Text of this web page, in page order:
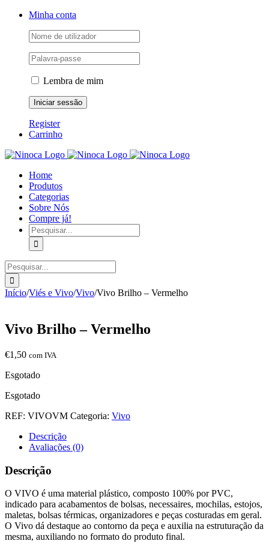
Skip
Facebook
Instagram
YouTubeMinha conta
Lembra de mim
Register
Carrinho
Home
Produtos
Categorias
Sobre Nós
Compre já!
Pesquisar
Pesquisar
Início/Viés e Vivo/Vivo/Vivo Brilho – Vermelho
Vivo Brilho – Vermelho
€1,50 com IVA
Esgotado
Esgotado
REF: VIVOVM Categoria: Vivo
Descrição
Avaliações (0)
Descrição
O VIVO é uma material plástico, composto 100% por PVC,
indicado para acabamentos de bolsas, necessaires, mochilas, estojos,
maletas, bolsas térmicas, organizadores e peças costuradas em geral.
O Vivo dá destaque ao contorno da peça e auxilia na estruturação da
mesma, auxiliando no formato do produto final.